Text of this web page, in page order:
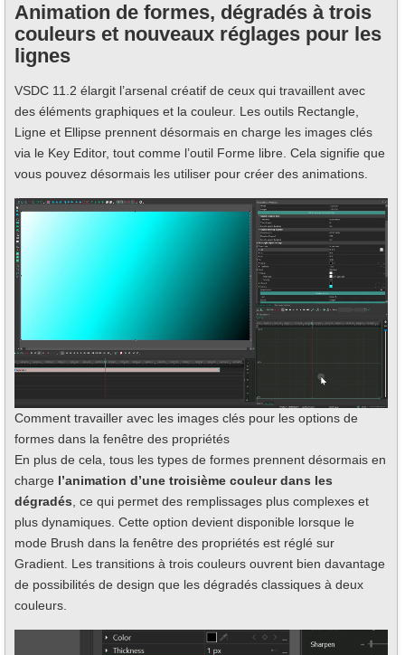
Animation de formes, dégradés à trois
couleurs et nouveaux réglages pour les
lignes
VSDC 11.2 élargit l’arsenal créatif de ceux qui travaillent avec
des éléments graphiques et la couleur. Les outils Rectangle,
Ligne et Ellipse prennent désormais en charge les images clés
via le Key Editor, tout comme l’outil Forme libre. Cela signifie que
vous pouvez désormais les utiliser pour créer des animations.
Comment travailler avec les images clés pour les options de
formes dans la fenêtre des propriétés
En plus de cela, tous les types de formes prennent désormais en
charge l’animation d’une troisième couleur dans les
dégradés , ce qui permet des remplissages plus complexes et
plus dynamiques. Cette option devient disponible lorsque le
mode Brush dans la fenêtre des propriétés est réglé sur
Gradient. Les transitions à trois couleurs ouvrent bien davantage
de possibilités de design que les dégradés classiques à deux
couleurs.